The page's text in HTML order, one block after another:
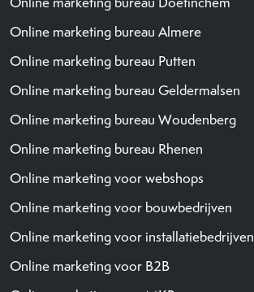
Online marketing bureau Almere
Online marketing bureau Putten
Online marketing bureau Geldermalsen
Online marketing bureau Woudenberg
Online marketing bureau Rhenen
Online marketing voor webshops
Online marketing voor bouwbedrijven
Online marketing voor installatiebedrijven
Online marketing voor B2B